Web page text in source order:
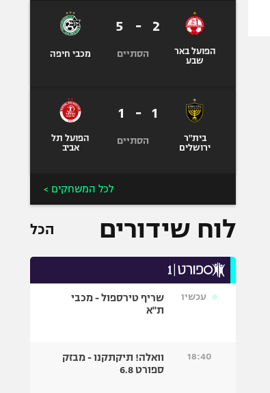
הפועל באר
שבע
2
-
5
הסתיים מכבי חיפה
בית"ר
ירושלים
1
-
1
הסתיים
הפועל תל
אביב
לכל המשחקים >
לוח שידורים הכל
עכשיו
שריף טירספול - מכבי
ת"א
18:40
וואלה! תיקתקנו - מבזק
ספורט 6.8